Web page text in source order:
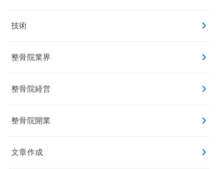
技術
整骨院業界
整骨院経営
整骨院開業
文章作成